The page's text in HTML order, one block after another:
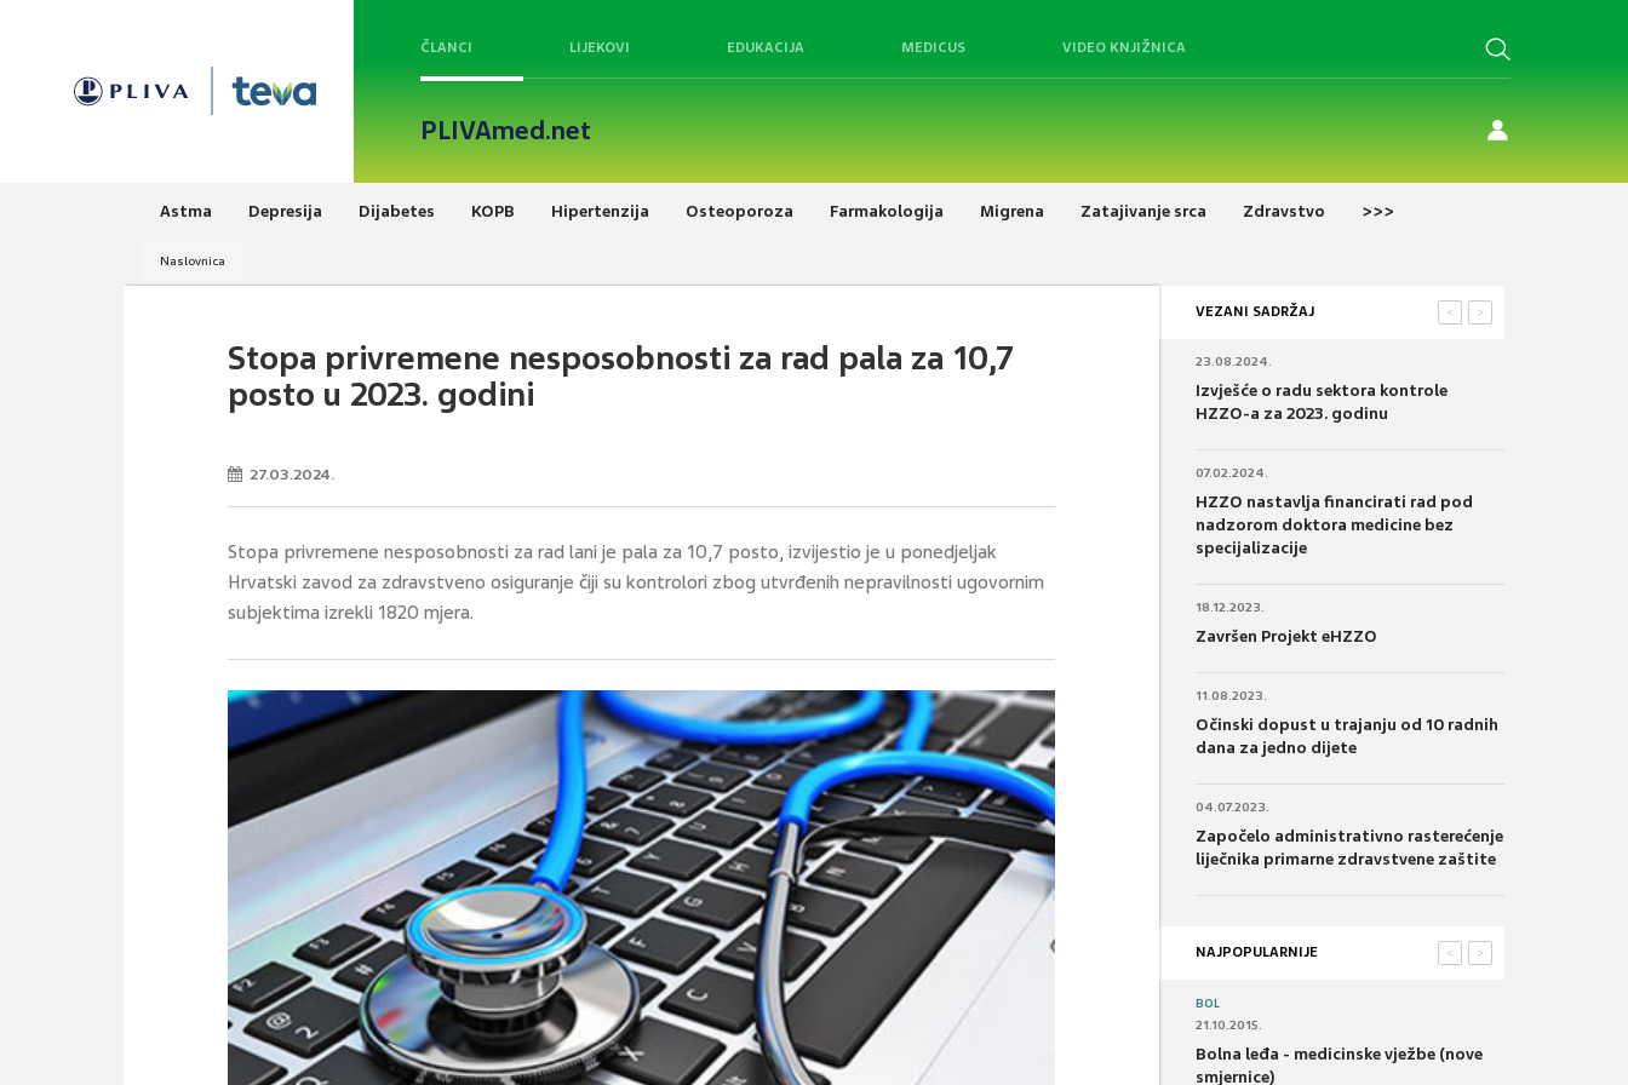
ČLANCI LIJEKOVI EDUKACIJA MEDICUS VIDEO KNJIŽNICA
PLIVAmed.net
Astma Depresija Dijabetes KOPB Hipertenzija Osteoporoza Farmakologija Migrena Zatajivanje srca Zdravstvo >>>
Naslovnica
Stopa privremene nesposobnosti za rad pala za 10,7
posto u 2023. godini
27.03.2024.
Stopa privremene nesposobnosti za rad lani je pala za 10,7 posto, izvijestio je u ponedjeljak
Hrvatski zavod za zdravstveno osiguranje čiji su kontrolori zbog utvrđenih nepravilnosti ugovornim
subjektima izrekli 1820 mjera.
VEZANI SADRŽAJ >
<
23.08.2024.
Izvješće o radu sektora kontrole
HZZO-a za 2023. godinu
07.02.2024.
HZZO nastavlja financirati rad pod
nadzorom doktora medicine bez
specijalizacije
18.12.2023.
Završen Projekt eHZZO
11.08.2023.
Očinski dopust u trajanju od 10 radnih
dana za jedno dijete
04.07.2023.
Započelo administrativno rasterećenje
liječnika primarne zdravstvene zaštite
NAJPOPULARNIJE >
<
BOL
21.10.2015.
Bolna leđa - medicinske vježbe (nove
smjernice)